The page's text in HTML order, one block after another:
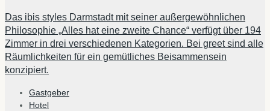
Das ibis styles Darmstadt mit seiner außergewöhnlichen
Philosophie „Alles hat eine zweite Chance“ verfügt über 194
Zimmer in drei verschiedenen Kategorien. Bei greet sind alle
Räumlichkeiten für ein gemütliches Beisammensein
konzipiert.
Gastgeber
Hotel